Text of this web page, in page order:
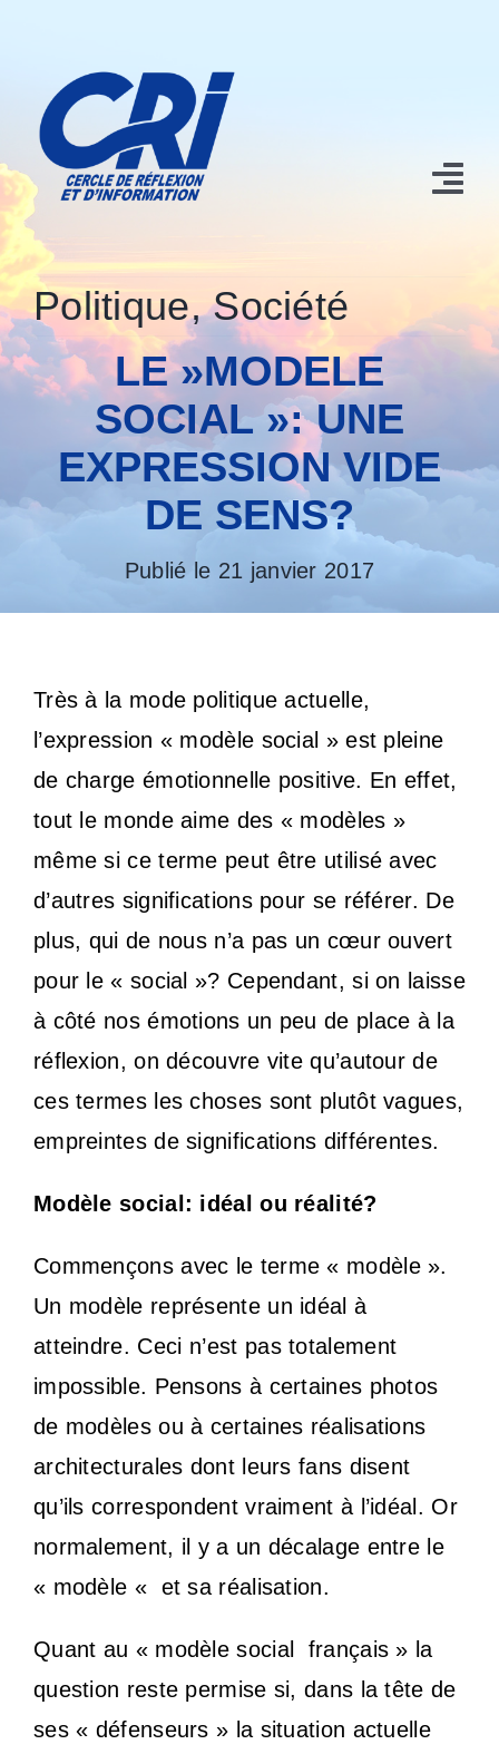
contenu
Nos contributions
Qui sommes nous?
Conférences et Manifestations
Politique,Société
LE »MODELE
SOCIAL »: UNE
EXPRESSION VIDE
DE SENS?
Publié le 21 janvier 2017
Très à la mode politique actuelle,
l’expression « modèle social » est pleine
de charge émotionnelle positive. En effet,
tout le monde aime des « modèles »
même si ce terme peut être utilisé avec
d’autres significations pour se référer. De
plus, qui de nous n’a pas un cœur ouvert
pour le « social »? Cependant, si on laisse
à côté nos émotions un peu de place à la
réflexion, on découvre vite qu’autour de
ces termes les choses sont plutôt vagues,
empreintes de significations différentes.
Modèle social: idéal ou réalité?
Commençons avec le terme « modèle ».
Un modèle représente un idéal à
atteindre. Ceci n’est pas totalement
impossible. Pensons à certaines photos
de modèles ou à certaines réalisations
architecturales dont leurs fans disent
qu’ils correspondent vraiment à l’idéal. Or
normalement, il y a un décalage entre le
« modèle « et sa réalisation.
Quant au « modèle social français » la
question reste permise si, dans la tête de
ses « défenseurs » la situation actuelle